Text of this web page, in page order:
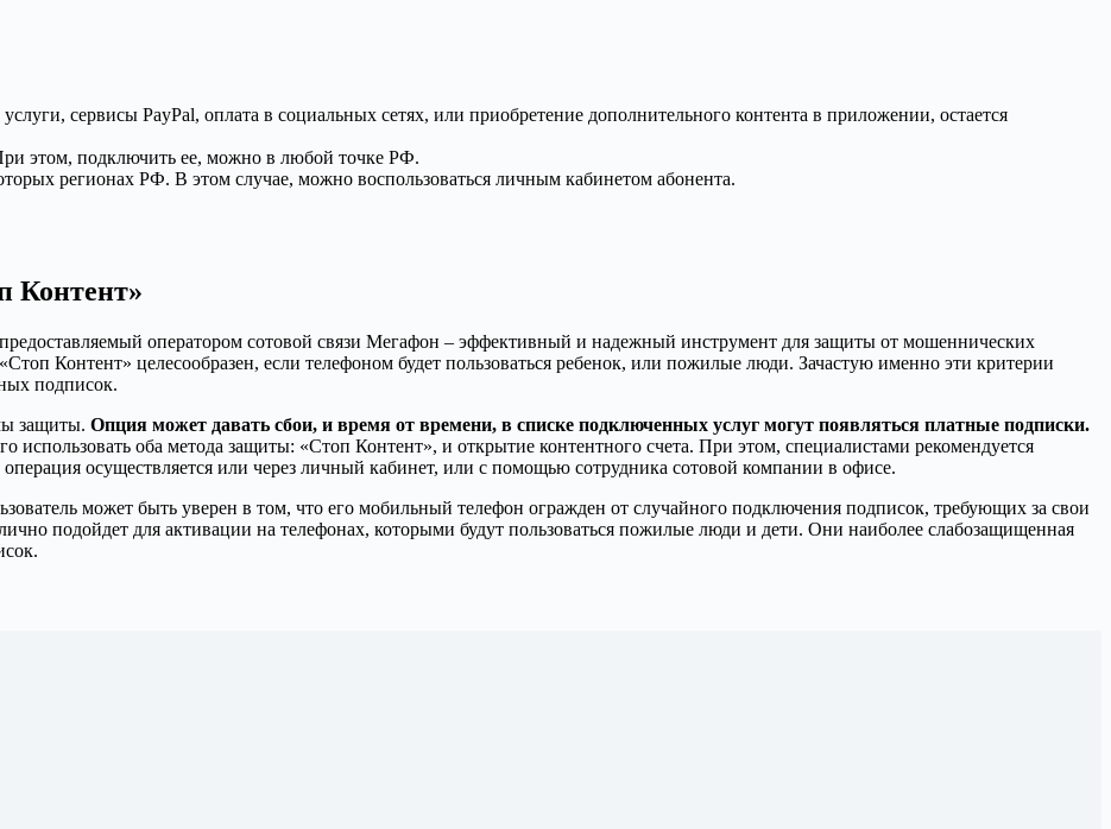
сервисы PayPal, оплата в социальных сетях, или приобретение дополнительного контента в приложении, остается
этом, подключить ее, можно в любой точке РФ.
регионах РФ. В этом случае, можно воспользоваться личным кабинетом абонента.
Контент»
оператором сотовой связи Мегафон – эффективный и надежный инструмент для защиты от мошеннических
Контент» целесообразен, если телефоном будет пользоваться ребенок, или пожилые люди. Зачастую именно эти критерии
подписок.
защиты. Опция может давать сбои, и время от времени, в списке подключенных услуг могут появляться платные подписки.
использовать оба метода защиты: «Стоп Контент», и открытие контентного счета. При этом, специалистами рекомендуется
осуществляется или через личный кабинет, или с помощью сотрудника сотовой компании в офисе.
может быть уверен в том, что его мобильный телефон огражден от случайного подключения подписок, требующих за свои
подойдет для активации на телефонах, которыми будут пользоваться пожилые люди и дети. Они наиболее слабозащищенная